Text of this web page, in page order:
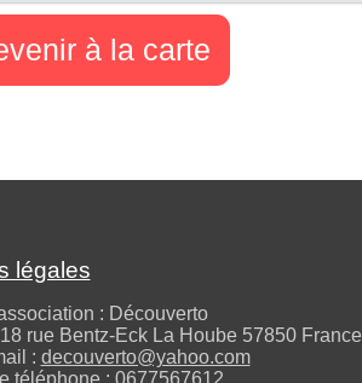
à la carte
légales
: Découverto
rue Bentz-Eck La Hoube 57850 France
: decouverto@yahoo.com
téléphone : 0677567612